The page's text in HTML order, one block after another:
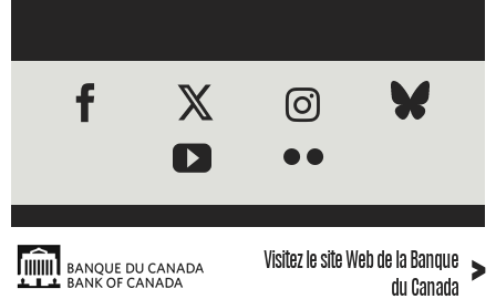
●●
Visitez le site Web de la Banque
du Canada
›